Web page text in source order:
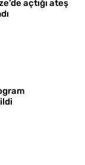
açtığı ateş